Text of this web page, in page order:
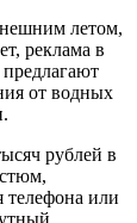
летом,
реклама в
от водных
рублей в
телефона или